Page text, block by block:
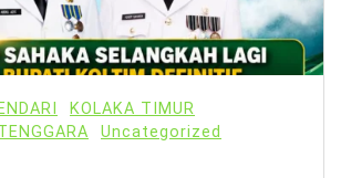
KOLAKA TIMUR
Uncategorized